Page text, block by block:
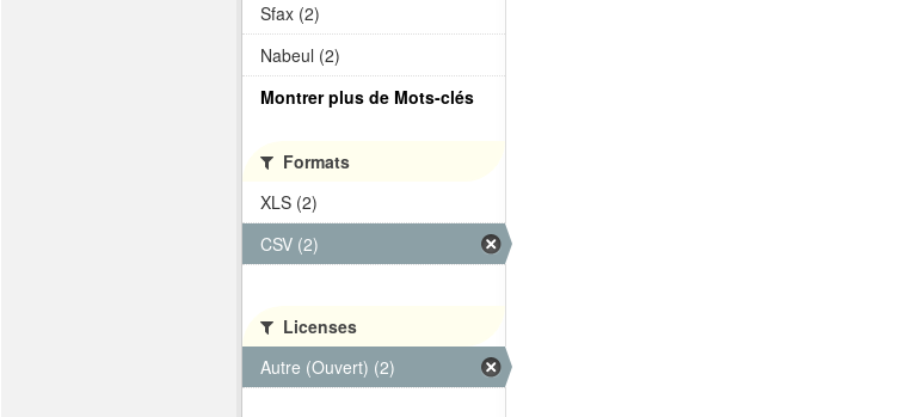
Sfax (2)
Nabeul (2)
Montrer plus de Mots-clés
Formats
XLS (2)
CSV (2)
Licenses
Autre (Ouvert) (2)